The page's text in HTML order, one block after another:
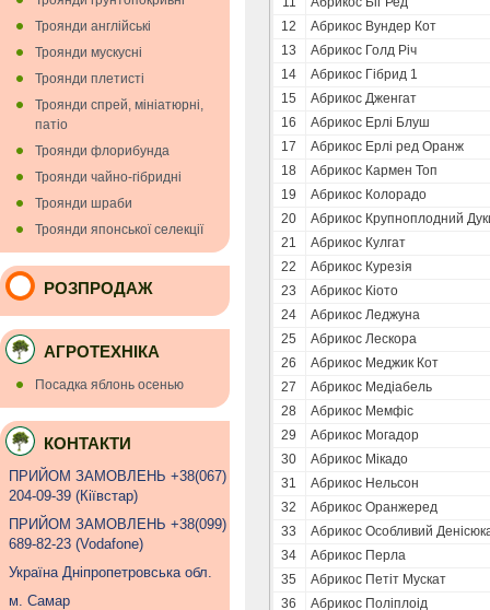
12
Абрикос Вундер Кот
13
Абрикос Голд Річ
14
Абрикос Гібрид 1
15
Абрикос Дженгат
16
Абрикос Ерлі Блуш
17
Абрикос Ерлі ред Оранж
18
Абрикос Кармен Топ
19
Абрикос Колорадо
20
Абрикос Крупноплодний
21
Абрикос Кулгат
22
Абрикос Курезія
23
Абрикос Кіото
24
Абрикос Леджуна
25
Абрикос Лескора
26
Абрикос Меджик Кот
27
Абрикос Медіабель
28
Абрикос Мемфіс
29
Абрикос Могадор
30
Абрикос Мікадо
31
Абрикос Нельсон
32
Абрикос Оранжеред
33
Абрикос Особливий
34
Абрикос Перла
35
Абрикос Петіт Мускат
36
Абрикос Поліплоід
Троянди англійські
Троянди мускуснi
Троянди плетисті
Троянди спрей, мініатюрні,
патіо
Троянди флорибунда
Троянди чайно-гібридні
Троянди шраби
Троянди японської селекції
РОЗПРОДАЖ
АГРОТЕХНІКА
Посадка яблонь осенью
КОНТАКТИ
ПРИЙОМ ЗАМОВЛЕНЬ +38(067)
204-09-39 (Кiївстар)
ПРИЙОМ ЗАМОВЛЕНЬ +38(099)
689-82-23 (Vodafone)
Україна Дніпропетровська обл.
м. Самар